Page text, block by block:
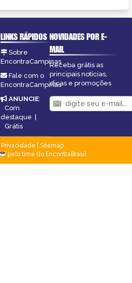
LINKS RÁPIDOS
Sobre
EncontraCampinas
Fale com o
EncontraCampinas
ANUNCIE:
Com
destaque |
Grátis
NOVIDADES POR E-
MAIL
Receba grátis as
principais notícias,
dicas e promoções
Privacidade
Sitemap
pelo time do EncontraBrasil